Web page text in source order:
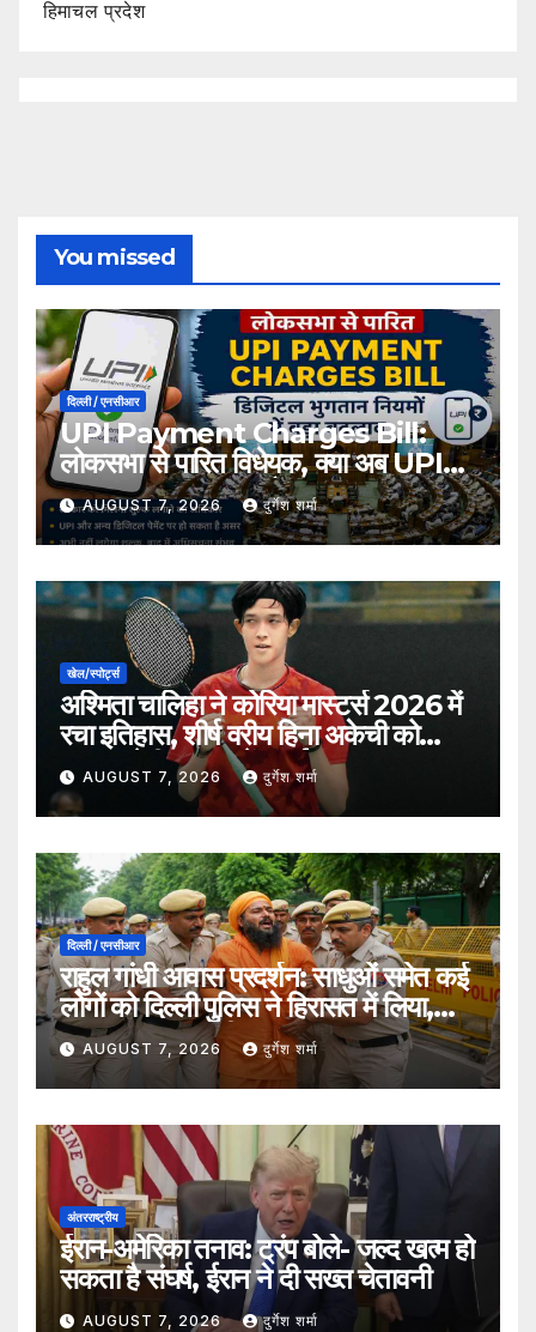
हिमाचल प्रदेश
You missed
दिल्ली / एनसीआर
UPI Payment Charges Bill:
लोकसभा से पारित विधेयक, क्या अब UPI
भुगतान पर लग सकता है शुल्क?
AUGUST 7, 2026 दुर्गेश शर्मा
खेल/स्पोर्ट्स
अश्मिता चालिहा ने कोरिया मास्टर्स 2026 में
रचा इतिहास, शीर्ष वरीय हिना अकेची को
हराकर सेमीफाइनल में बनाई जगह
AUGUST 7, 2026 दुर्गेश शर्मा
दिल्ली / एनसीआर
राहुल गांधी आवास प्रदर्शन: साधुओं समेत कई
लोगों को दिल्ली पुलिस ने हिरासत में लिया,
सुरक्षा व्यवस्था कड़ी
AUGUST 7, 2026 दुर्गेश शर्मा
अंतरराष्ट्रीय
ईरान-अमेरिका तनाव: ट्रंप बोले- जल्द खत्म हो
सकता है संघर्ष, ईरान ने दी सख्त चेतावनी
AUGUST 7, 2026 दुर्गेश शर्मा